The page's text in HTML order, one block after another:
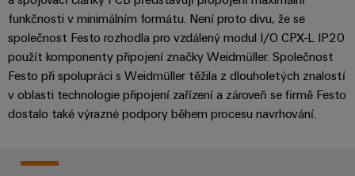
Řešení
pro
specifické
požadavky
na
infrastrukturu
budov
pracoviště
software
Weidmüller
Configurator
Elektronika
Reléové
moduly
a polovodičová
Technická
podpora
Shoda
produktu
s
Novinky
společnosti
Naši
partneři
Distribuce
Distribution
PRO
funkčnosti v minimálním formátu. Není proto divu, že se
společnost Festo rozhodla pro vzdálený modul I/O CPX-L IP20
použít komponenty připojení značky Weidmüller. Společnost
Festo při spolupráci s Weidmüller těžila z dlouholetých znalostí
v oblasti technologie připojení zařízení a zároveň se firmě Festo
dostalo také výrazné podpory během procesu navrhování.